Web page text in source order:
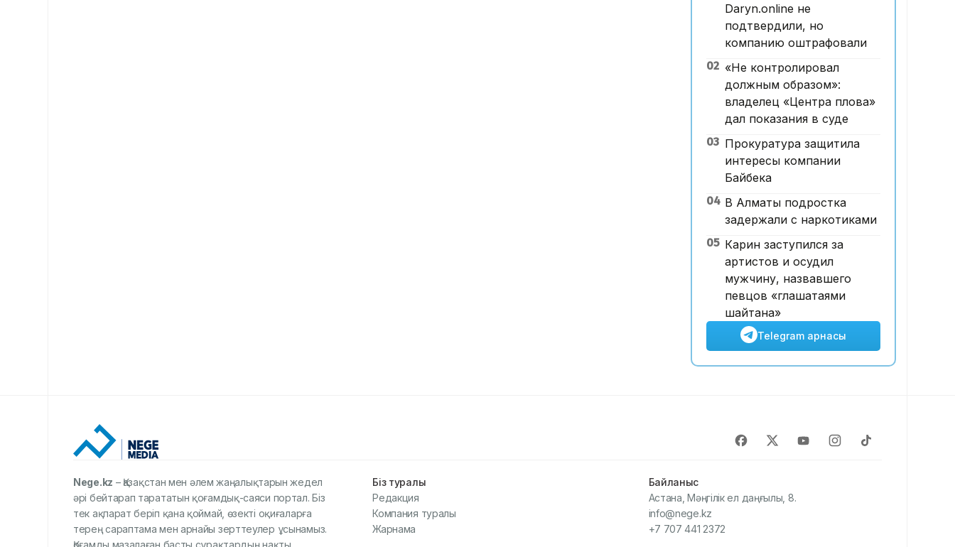
Daryn.online не
подтвердили, но
компанию оштрафовали
02 «Не контролировал
должным образом»:
владелец «Центра плова»
дал показания в суде
03 Прокуратура защитила
интересы компании
Байбека
04 В Алматы подростка
задержали с наркотиками
05 Карин заступился за
артистов и осудил
мужчину, назвавшего
певцов «глашатаями
шайтана»
Telegram арнасы
Nege.kz – Қазақстан мен әлем жаңалықтарын жедел
әрі бейтарап тарататын қоғамдық-саяси портал. Біз
тек ақпарат беріп қана қоймай, өзекті оқиғаларға
терең сараптама мен арнайы зерттеулер ұсынамыз.
Біз туралы
Редакция
Компания туралы
Жарнама
Байланыс
Астана, Мәңгілік ел даңғылы, 8.
info@nege.kz
+7 707 441 2372